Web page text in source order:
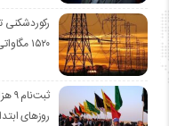
۱۵۲۰ مگاواتی با «قرار همدلی» مردم
روزهای